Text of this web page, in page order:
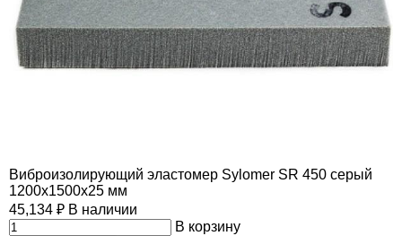
Виброизолирующий эластомер Sylomer SR 450 серый
1200х1500х25 мм
45,134 ₽ В наличии
В корзину